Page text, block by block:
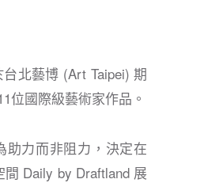
北藝博 (Art Taipei) 期
位國際級藝術家作品。
助⼒⽽非阻⼒，決定在
Daily by Draftland 展